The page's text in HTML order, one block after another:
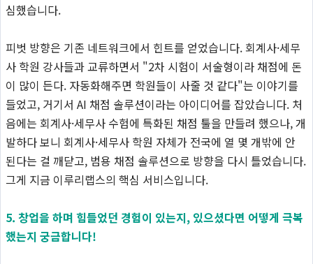
심했습니다.
피벗 방향은 기존 네트워크에서 힌트를 얻었습니다. 회계사·세무
사 학원 강사들과 교류하면서 "2차 시험이 서술형이라 채점에 돈
이 많이 든다. 자동화해주면 학원들이 사줄 것 같다"는 이야기를
들었고, 거기서 AI 채점 솔루션이라는 아이디어를 잡았습니다. 처
음에는 회계사·세무사 수험에 특화된 채점 툴을 만들려 했으나, 개
발하다 보니 회계사·세무사 학원 자체가 전국에 열 몇 개밖에 안
된다는 걸 깨닫고, 범용 채점 솔루션으로 방향을 다시 틀었습니다.
그게 지금 이루리랩스의 핵심 서비스입니다.
5. 창업을 하며 힘들었던 경험이 있는지, 있으셨다면 어떻게 극복
했는지 궁금합니다!